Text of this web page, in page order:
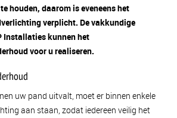
houden, daarom is eveneens het
verplicht. De vakkundige
Installaties kunnen het
voor u realiseren.
uw pand uitvalt, moet er binnen enkele
aan staan, zodat iedereen veilig het